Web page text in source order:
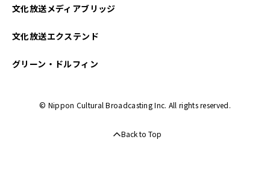
文化放送メディアブリッジ
文化放送エクステンド
グリーン・ドルフィン
© Nippon Cultural Broadcasting Inc. All rights reserved.
Back to Top